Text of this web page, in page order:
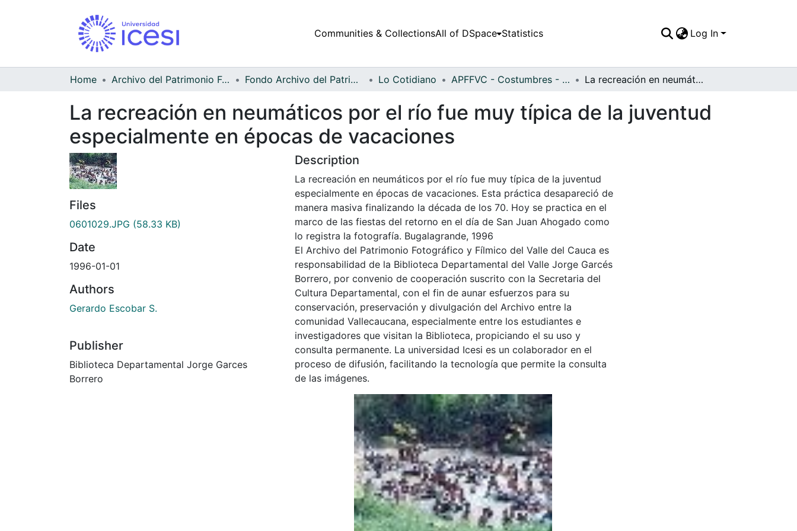
Communities & CollectionsAll of DSpace Statistics Log In
Home Archivo del Patrimonio Fotográfico y Fílmico del Valle del Cauca Fondo Archivo del Patrimonio Fotográfico y Fílmico del Valle del Cauca Lo Cotidiano APFFVC - Costumbres - Patrimonial La recreación en neumáticos por el río fue muy típica de la juventud especialmente en épocas de vacaciones
La recreación en neumáticos por el río fue muy típica de la juventud
especialmente en épocas de vacaciones
Files
0601029.JPG (58.33 KB)
Date
1996-01-01
Authors
Gerardo Escobar S.
Publisher
Biblioteca Departamental Jorge Garces
Borrero
Description
La recreación en neumáticos por el río fue muy típica de la juventud
especialmente en épocas de vacaciones. Esta práctica desapareció de
manera masiva finalizando la década de los 70. Hoy se practica en el
marco de las fiestas del retorno en el día de San Juan Ahogado como
lo registra la fotografía. Bugalagrande, 1996
El Archivo del Patrimonio Fotográfico y Fílmico del Valle del Cauca es
responsabilidad de la Biblioteca Departamental del Valle Jorge Garcés
Borrero, por convenio de cooperación suscrito con la Secretaria del
Cultura Departamental, con el fin de aunar esfuerzos para su
conservación, preservación y divulgación del Archivo entre la
comunidad Vallecaucana, especialmente entre los estudiantes e
investigadores que visitan la Biblioteca, propiciando el su uso y
consulta permanente. La universidad Icesi es un colaborador en el
proceso de difusión, facilitando la tecnología que permite la consulta
de las imágenes.